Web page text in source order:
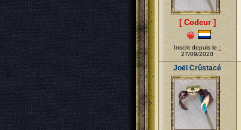
[ Codeur ]
Inscrit depuis le :
27/09/2020
Joël Crûstacé